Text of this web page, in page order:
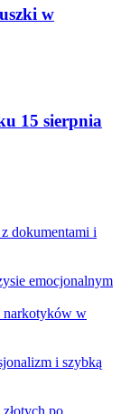
w
15 sierpnia
dokumentami i
emocjonalnym
narkotyków w
i szybką
po